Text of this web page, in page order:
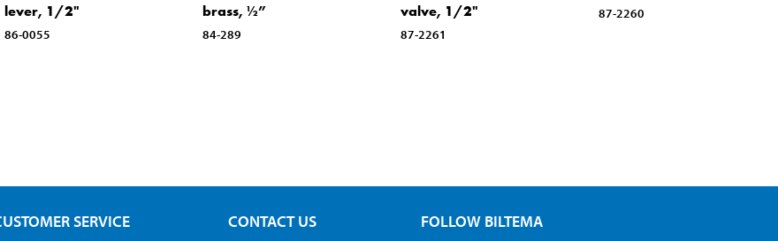
lever, 1/2"
86-0055
brass, ½”
84-289
valve, 1/2"
87-2261
87-2260
SERVICE CONTACT US FOLLOW BILTEMA